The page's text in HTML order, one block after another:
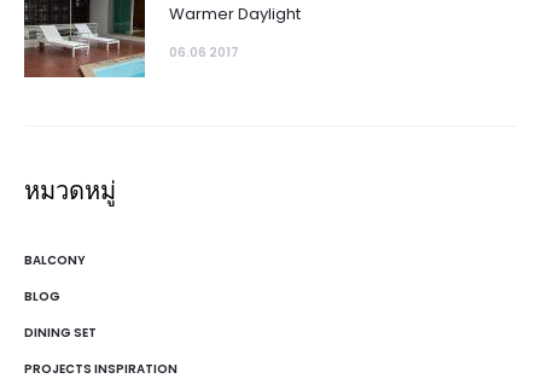
Warmer Daylight
06.06 2017
หมวดหมู่
BALCONY
BLOG
DINING SET
PROJECTS INSPIRATION